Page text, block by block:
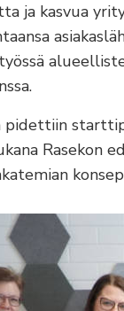
ja kasvua
Rasekon